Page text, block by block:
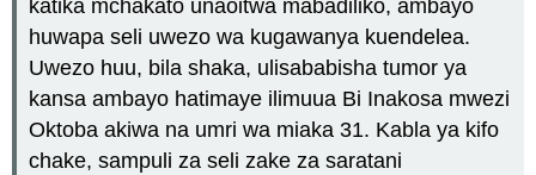
katika mchakato unaoitwa mabadiliko, ambayo
huwapa seli uwezo wa kugawanya kuendelea.
Uwezo huu, bila shaka, ulisababisha tumor ya
kansa ambayo hatimaye ilimuua Bi Inakosa mwezi
Oktoba akiwa na umri wa miaka 31. Kabla ya kifo
chake, sampuli za seli zake za saratani